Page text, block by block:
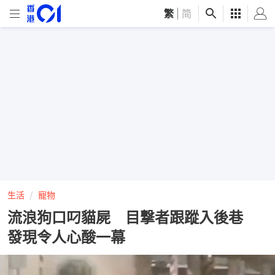
繁 简
生活 寵物
流浪狗口叼貓屍 目撃者跟蹤入後巷
發現令人心酸一幕